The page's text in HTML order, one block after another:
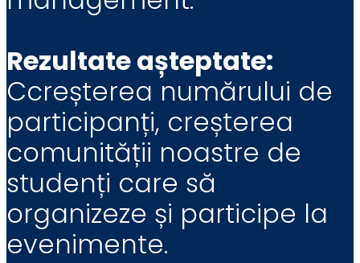
Rezultate așteptate:
Ccreșterea numărului de
participanți, creșterea
comunității noastre de
studenți care să
organizeze și participe la
evenimente.